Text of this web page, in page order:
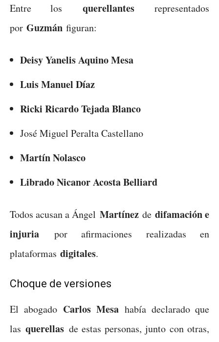
Entre los querellantesrepresentados
por Guzmán figuran:
Deisy Yanelis Aquino Mesa
Luis Manuel Díaz
Ricki Ricardo Tejada Blanco
José Miguel Peralta Castellano
Martín Nolasco
Librado Nicanor Acosta Belliard
Todos acusan a Ángel Martínezde difamación e
injuria por afirmaciones realizadas en
plataformas digitales.
Choque de versiones
El abogado Carlos Mesahabía declarado que
lasquerellas de estas personas, junto con otras,